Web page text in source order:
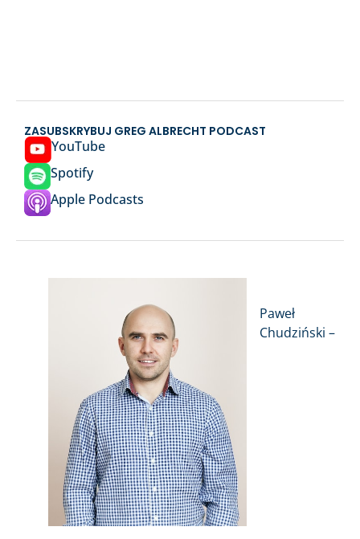
ZASUBSKRYBUJ GREG ALBRECHT PODCAST
YouTube
Spotify
Apple Podcasts
Paweł
Chudziński –